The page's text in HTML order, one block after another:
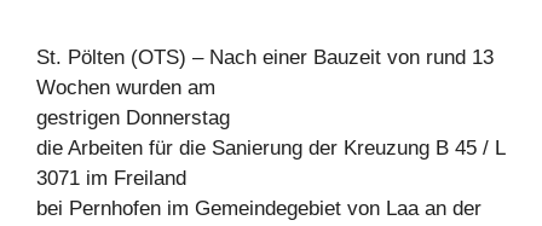
St. Pölten (OTS) – Nach einer Bauzeit von rund 13
Wochen wurden am
gestrigen Donnerstag
die Arbeiten für die Sanierung der Kreuzung B 45 / L
3071 im Freiland
bei Pernhofen im Gemeindegebiet von Laa an der